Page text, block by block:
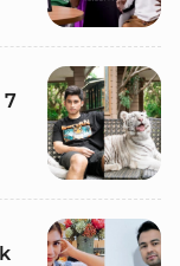
7